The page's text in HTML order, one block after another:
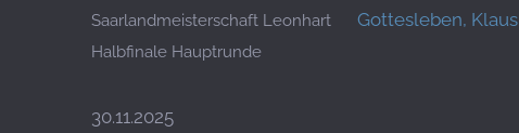
Saarlandmeisterschaft Leonhart
Halbfinale Hauptrunde
Gottesleben, Klaus
30.11.2025